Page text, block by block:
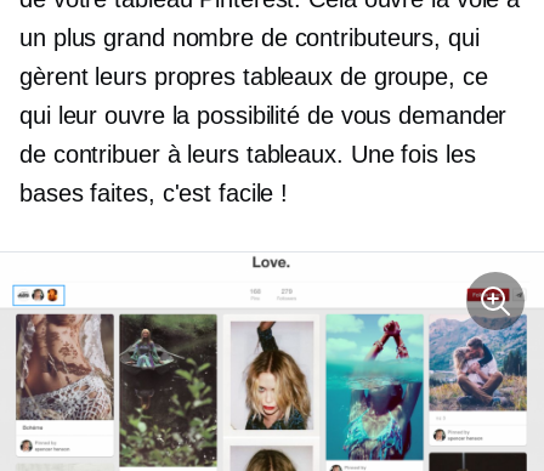
un plus grand nombre de contributeurs, qui
gèrent leurs propres tableaux de groupe, ce
qui leur ouvre la possibilité de vous demander
de contribuer à leurs tableaux. Une fois les
bases faites, c'est facile !